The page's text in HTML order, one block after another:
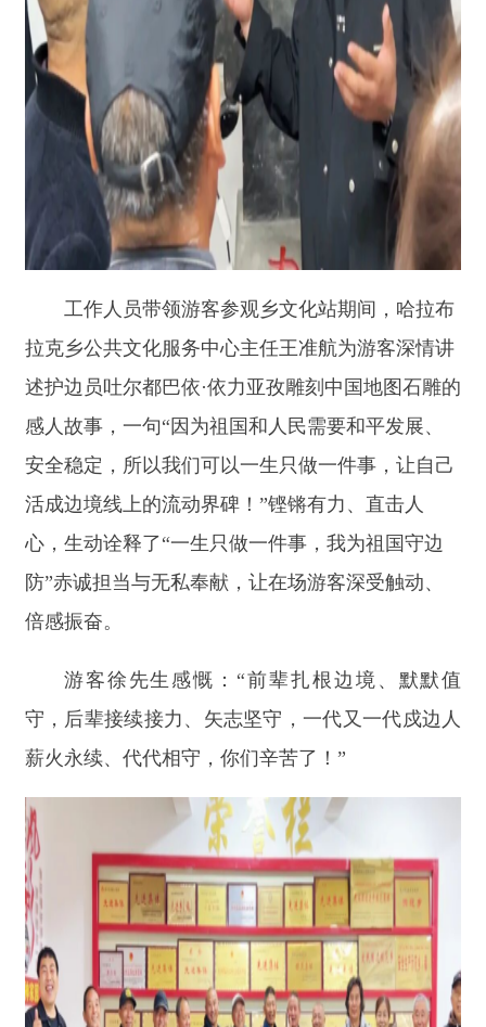
工作人员带领游客参观乡文化站期间，哈拉布
拉克乡公共文化服务中心主任王准航为游客深情讲
述护边员吐尔都巴依·依力亚孜雕刻中国地图石雕的
感人故事，一句“因为祖国和人民需要和平发展、
安全稳定，所以我们可以一生只做一件事，让自己
活成边境线上的流动界碑！”铿锵有力、直击人
心，生动诠释了“一生只做一件事，我为祖国守边
游客徐先生感慨： “前辈扎根边境、默默值
守，后辈接续接力、矢志坚守，一代又一代戍边人
活动持续近两小时，丰富多元的民俗展演、鲜